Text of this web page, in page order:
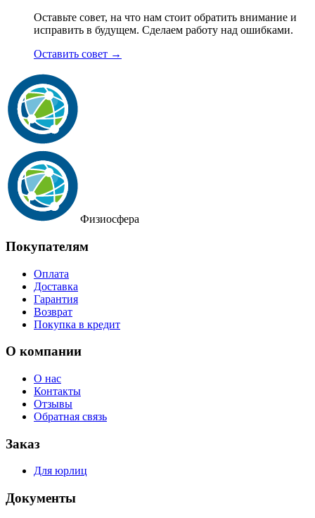
Оставьте совет, на что нам стоит обратить внимание и
исправить в будущем. Сделаем работу над ошибками.
Оставить совет →
Физиосфера
Покупателям
Оплата
Доставка
Гарантия
Возврат
Покупка в кредит
О компании
О нас
Контакты
Отзывы
Обратная связь
Заказ
Для юрлиц
Документы